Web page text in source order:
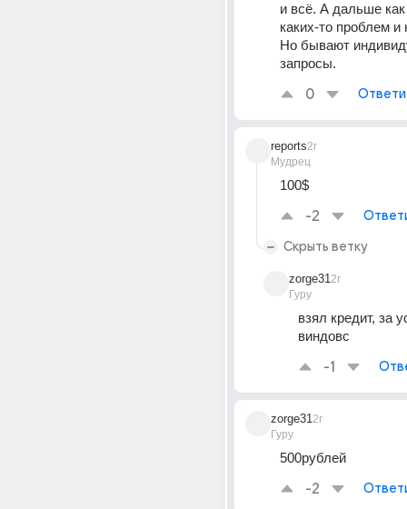
и всё. А дальше
каких-то проблем и
Но бывают
запросы.
0
reports
Мудрец
2г
100$
-2
Скрыть ветку
zorge31
Гуру
2г
взял кредит, за
виндовс
-1
zorge31
Гуру
2г
500рублей
-2